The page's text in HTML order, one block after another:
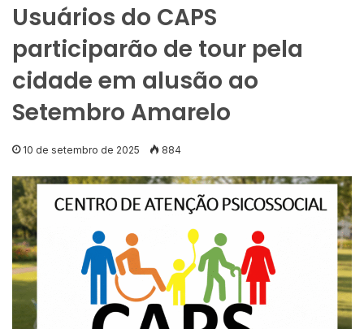
Usuários do CAPS
participarão de tour pela
cidade em alusão ao
Setembro Amarelo
10 de setembro de 2025 884